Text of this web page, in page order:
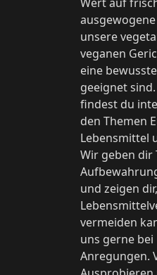
unsere
veganen
eine
geeignet
findest du
den Themen
Lebensmittel
Wir geben dir
und zeigen
vermeiden
uns gerne
Anregungen.